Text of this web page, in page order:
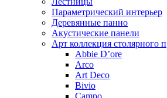
Параметрический интерьер
Деревянные панно
Акустические панели
Арт коллекция столярного
Abbie D’ore
Arco
Art Deco
Bivio
Campo